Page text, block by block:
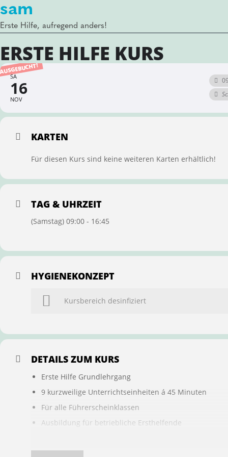
sam
Erste Hilfe, aufregend anders!
ERSTE HILFE KURS
SA
16
NOV
KARTEN
Für diesen Kurs sind keine weiteren Karten erhältlich!
TAG & UHRZEIT
(Samstag) 09:00 - 16:45
HYGIENEKONZEPT
Kursbereich desinfiziert
DETAILS ZUM KURS
Erste Hilfe Grundlehrgang
9 kurzweilige Unterrichtseinheiten á 45 Minuten
Für alle Führerscheinklassen
Ausbildung für betriebliche Ersthelfende